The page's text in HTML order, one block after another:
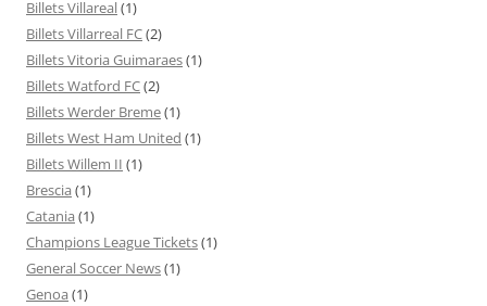
Billets Villareal(1)
Billets Villarreal FC(2)
Billets Vitoria Guimaraes(1)
Billets Watford FC(2)
Billets Werder Breme(1)
Billets West Ham United (1)
Billets Willem II (1)
Brescia (1)
Catania (1)
Champions League Tickets(1)
General Soccer News(1)
Genoa (1)